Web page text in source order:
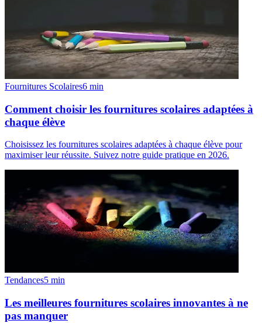
Fournitures Scolaires6 min
Comment choisir les fournitures scolaires adaptées à
chaque élève
Choisissez les fournitures scolaires adaptées à chaque élève pour
maximiser leur réussite. Suivez notre guide pratique en 2026.
Tendances5 min
Les meilleures fournitures scolaires innovantes à ne
pas manquer